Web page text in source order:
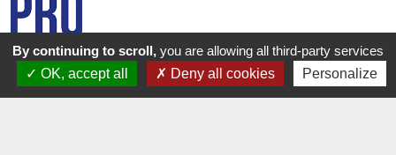
By continuing to scroll, you are allowing all third-party services
OK, accept all
Deny all cookies Personalize